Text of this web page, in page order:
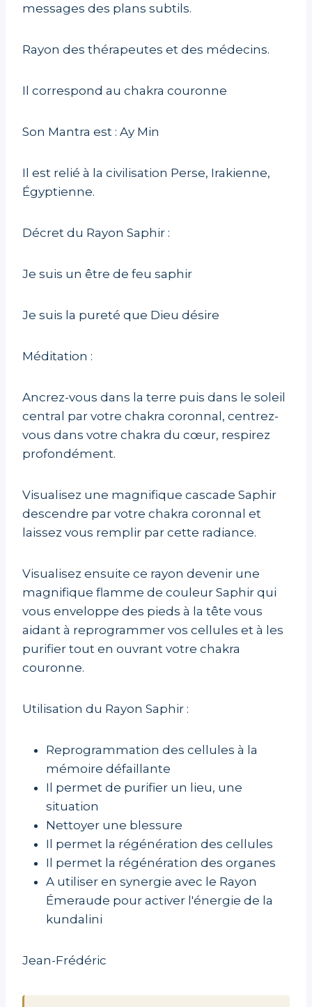
messages des plans subtils.
Rayon des thérapeutes et des médecins.
Il correspond au chakra couronne
Son Mantra est : Ay Min
Il est relié à la civilisation Perse, Irakienne,
Égyptienne.
Décret du Rayon Saphir :
Je suis un être de feu saphir
Je suis la pureté que Dieu désire
Méditation :
Ancrez-vous dans la terre puis dans le soleil
central par votre chakra coronnal, centrez-
vous dans votre chakra du cœur, respirez
profondément.
Visualisez une magnifique cascade Saphir
descendre par votre chakra coronnal et
laissez vous remplir par cette radiance.
Visualisez ensuite ce rayon devenir une
magnifique flamme de couleur Saphir qui
vous enveloppe des pieds à la tête vous
aidant à reprogrammer vos cellules et à les
purifier tout en ouvrant votre chakra
couronne.
Utilisation du Rayon Saphir :
Reprogrammation des cellules à la
mémoire défaillante
Il permet de purifier un lieu, une
situation
Nettoyer une blessure
Il permet la régénération des cellules
Il permet la régénération des organes
A utiliser en synergie avec le Rayon
Émeraude pour activer l'énergie de la
kundalini
Jean-Frédéric